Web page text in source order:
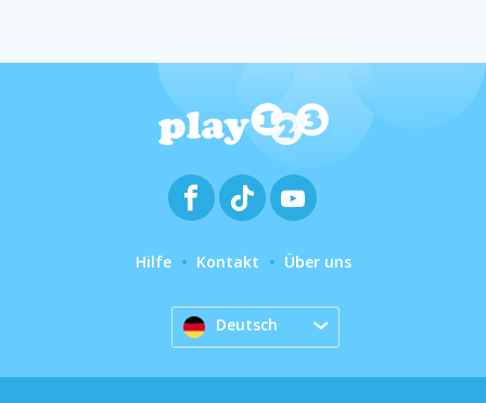
Hilfe Kontakt Über uns
Deutsch